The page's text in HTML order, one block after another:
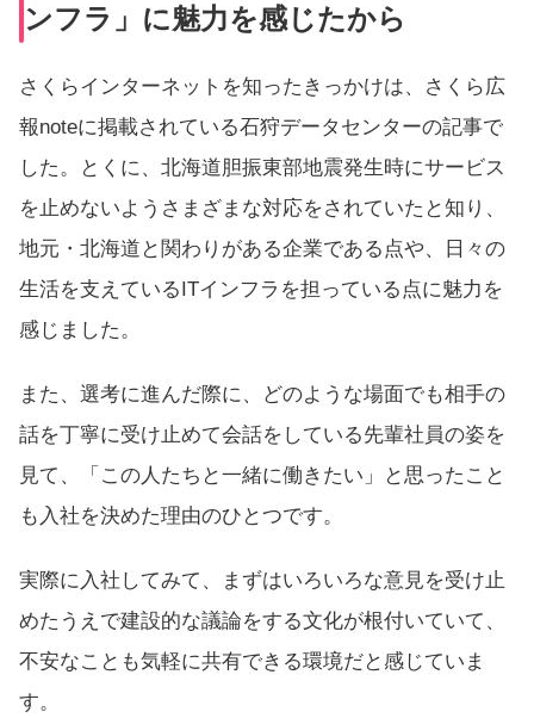
ンフラ」に魅力を感じたから
さくらインターネットを知ったきっかけは、
さくら広
報noteに掲載されている石狩データセンターの記事で
した。とくに、北海道胆振東部地震発生時にサービス
を止めないようさまざまな対応をされていたと知り、
地元・北海道と関わりがある企業である点や、日々の
生活を支えているITインフラを担っている点に魅力を
感じました。
また、選考に進んだ際に、どのような場面でも相手の
話を丁寧に受け止めて会話をしている先輩社員の姿を
見て、「この人たちと一緒に働きたい」と思ったこと
も入社を決めた理由のひとつです。
実際に入社してみて、まずはいろいろな意見を受け止
めたうえで建設的な議論をする文化が根付いていて、
不安なことも気軽に共有できる環境だと感じていま
す。